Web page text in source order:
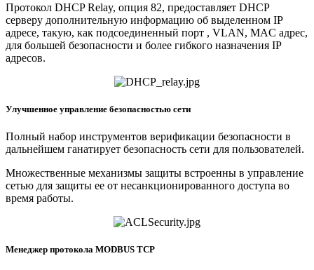
Протокол DHCP Relay, опция 82, предоставляет DHCP
серверу дополнительную информацию об выделенном IP
адресе, такую, как подсоединенный порт , VLAN, MAC адрес,
для большей безопасности и более гибкого назначения IP
адресов.
Улучшенное управление безопасностью сети
Полный набор инструментов верификации безопасности в
дальнейшем ганатирует безопасность сети для пользователей.
Множественные механизмы защиты встроенны в управление
сетью для защиты ее от несанкционированного доступа во
время работы.
Менеджер протокола MODBUS TCP